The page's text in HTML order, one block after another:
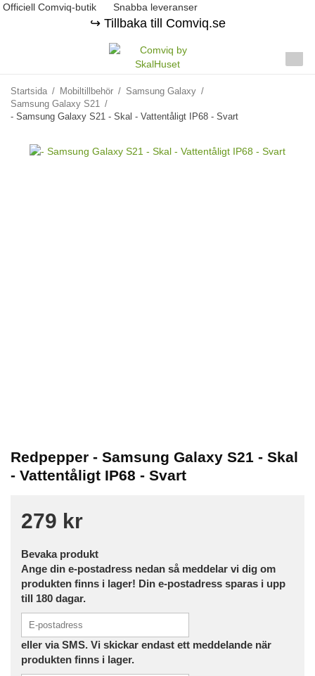
Officiell Comviq-butik Snabba leveranser
↪️ Tillbaka till Comviq.se
Startsida / Mobiltillbehör / Samsung Galaxy /
Samsung Galaxy S21 /
- Samsung Galaxy S21 - Skal - Vattentåligt IP68 - Svart
Redpepper - Samsung Galaxy S21 - Skal
- Vattentåligt IP68 - Svart
279 kr
Bevaka produkt
Ange din e-postadress nedan så meddelar vi dig om
produkten finns i lager! Din e-postadress sparas i upp
till 180 dagar.
eller via SMS. Vi skickar endast ett meddelande när
produkten finns i lager.